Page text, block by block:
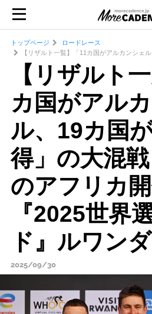
トップページ
ロードレース
【リザルト一覧】「11カ国がアルカンシェ
【リザルト
カ国がアル
ル、19カ国
得」の大混
のアフリカ
『2025世界
ド』ルワン
2025/09/30